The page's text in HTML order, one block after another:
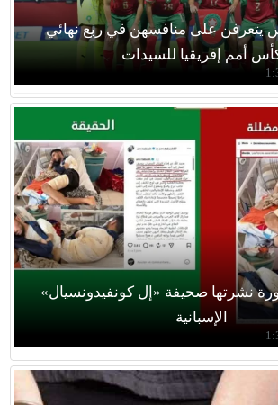
يتعرفن على منافسهن في ربع نهائي
أمم إفريقيا للسيدات
نشرتها صحيفة «إل كونفيدونسيال»
الإسبانية